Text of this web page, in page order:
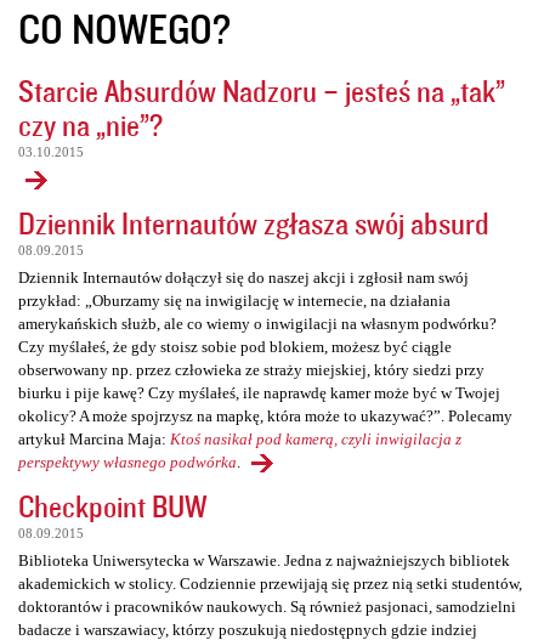
CO NOWEGO?
Starcie Absurdów Nadzoru – jesteś na „tak”
czy na „nie”?
03.10.2015
Dziennik Internautów zgłasza swój absurd
08.09.2015
Dziennik Internautów dołączył się do naszej akcji i zgłosił nam swój
przykład: „Oburzamy się na inwigilację w internecie, na działania
amerykańskich służb, ale co wiemy o inwigilacji na własnym podwórku?
Czy myślałeś, że gdy stoisz sobie pod blokiem, możesz być ciągle
obserwowany np. przez człowieka ze straży miejskiej, który siedzi przy
biurku i pije kawę? Czy myślałeś, ile naprawdę kamer może być w Twojej
okolicy? A może spojrzysz na mapkę, która może to ukazywać?”. Polecamy
artykuł Marcina Maja: Ktoś nasikał pod kamerą, czyli inwigilacja z
perspektywy własnego podwórka
Checkpoint BUW
08.09.2015
Biblioteka Uniwersytecka w Warszawie. Jedna z najważniejszych bibliotek
akademickich w stolicy. Codziennie przewijają się przez nią setki studentów,
doktorantów i pracowników naukowych. Są również pasjonaci, samodzielni
badacze i warszawiacy, którzy poszukują niedostępnych gdzie indziej